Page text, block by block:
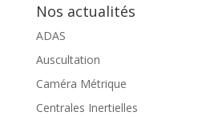
Nos actualités
ADAS
Auscultation
Caméra Métrique
Centrales Inertielles